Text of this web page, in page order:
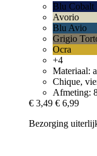
Blu Cobalt
Avorio
Blu Avio
Grigio
Ocra
+4
Materiaal:
Chique,
Afmeting:
€ 3,49 € 6,99
Bezorging